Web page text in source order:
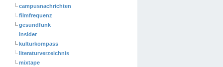
campusnachrichten
filmfrequenz
gesundfunk
insider
kulturkompass
literaturverzeichnis
mixtape